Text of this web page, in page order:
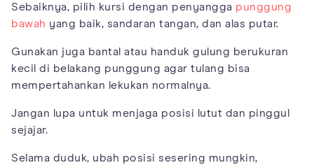
Sebaiknya, pilih kursi dengan penyangga punggung
bawah yang baik, sandaran tangan, dan alas putar.
Gunakan juga bantal atau handuk gulung berukuran
kecil di belakang punggung agar tulang bisa
mempertahankan lekukan normalnya.
Jangan lupa untuk menjaga posisi lutut dan pinggul
sejajar.
Selama duduk, ubah posisi sesering mungkin,